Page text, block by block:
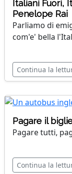
Italiani Fuori,
Penelope Rai
Parliamo di
com'e' bella
Continua la
Pagare il
Pagare tutti,
Continua la